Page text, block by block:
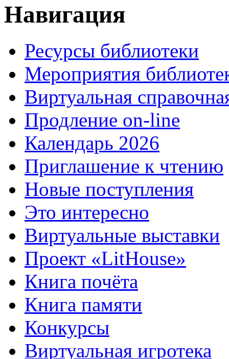
Навигация
Ресурсы библиотеки
Мероприятия
Виртуальная
Продление on-line
Календарь 2026
Приглашение к чтению
Новые поступления
Это интересно
Виртуальные выставки
Проект «LitHouse»
Книга почёта
Книга памяти
Конкурсы
Виртуальная игротека